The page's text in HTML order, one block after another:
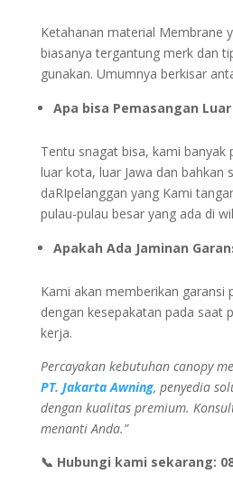
Ketahanan material Membrane
biasanya tergantung merk dan
gunakan. Umumnya berkisar
Apa bisa Pemasangan
Tentu snagat bisa, kami banyak
luar kota, luar Jawa dan bahkan
daRIpelanggan yang Kami
pulau-pulau besar yang ada di
Apakah Ada Jaminan
Kami akan memberikan garansi
dengan kesepakatan pada saat
kerja.
Percayakan kebutuhan canopy
PT. Jakarta Awning, penyedia
dengan kualitas premium.
menanti Anda.”
📞 Hubungi kami sekarang: